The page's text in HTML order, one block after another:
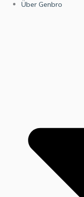
Über Genbro